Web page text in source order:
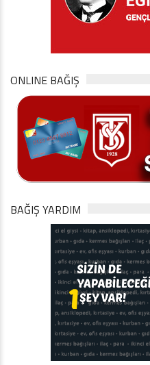
ONLINE BAĞIŞ
BAĞIŞ YARDIM